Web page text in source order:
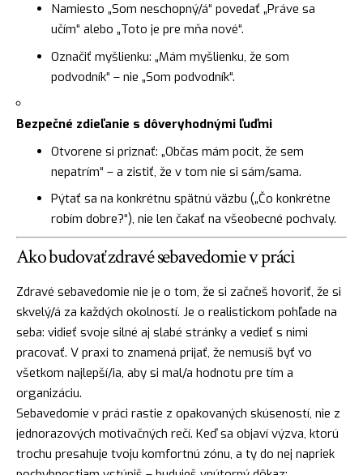
Namiesto „Som neschopný/á“ povedať „Práve sa
učím“ alebo „Toto je pre mňa nové“.
Označiť myšlienku: „Mám myšlienku, že som
podvodník“ – nie „Som podvodník“.
Bezpečné zdieľanie s dôveryhodnými ľuďmi
Otvorene si priznať: „Občas mám pocit, že sem
nepatrím“ – a zistiť, že v tom nie si sám/sama.
Pýtať sa na konkrétnu spätnú väzbu („Čo konkrétne
robím dobre?“), nie len čakať na všeobecné pochvaly.
Ako budovať zdravé sebavedomie v práci
Zdravé sebavedomie nie je o tom, že si začneš hovoriť, že si
skvelý/á za každých okolností. Je o realistickom pohľade na
seba: vidieť svoje silné aj slabé stránky a vedieť s nimi
pracovať. V praxi to znamená prijať, že nemusíš byť vo
všetkom najlepší/ia, aby si mal/a hodnotu pre tím a
organizáciu.
Sebavedomie v práci rastie z opakovaných skúseností, nie z
jednorazových motivačných rečí. Keď sa objaví výzva, ktorú
trochu presahuje tvoju komfortnú zónu, a ty do nej napriek